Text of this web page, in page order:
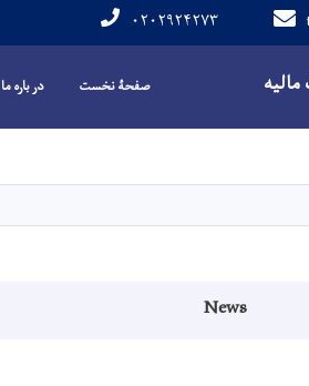
۰۲۰۲۹۲۴۲۷۳
صفحۀ نخست در باره ما
News